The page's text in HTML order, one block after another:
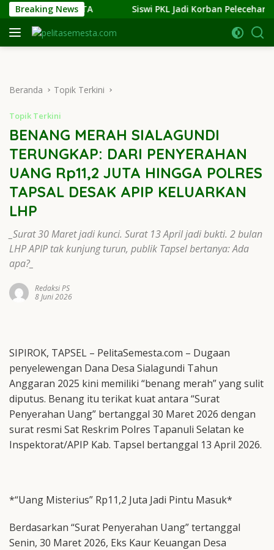
Langsung
ke
konten
Breaking News
NYATA Siswi PKL Jadi Korban Pelecehan Seksual
Beranda Topik Terkini
Topik Terkini
BENANG MERAH SIALAGUNDI
TERUNGKAP: DARI PENYERAHAN
UANG Rp11,2 JUTA HINGGA POLRES
TAPSAL DESAK APIP KELUARKAN
LHP
_Surat 30 Maret jadi kunci. Surat 13 April jadi bukti. 2 bulan
LHP APIP tak kunjung turun, publik Tapsel bertanya: Ada
apa?_
Redaksi PS
8 Juni 2026
SIPIROK, TAPSEL – PelitaSemesta.com – Dugaan
penyelewengan Dana Desa Sialagundi Tahun
Anggaran 2025 kini memiliki “benang merah” yang sulit
diputus. Benang itu terikat kuat antara “Surat
Penyerahan Uang” bertanggal 30 Maret 2026 dengan
surat resmi Sat Reskrim Polres Tapanuli Selatan ke
Inspektorat/APIP Kab. Tapsel bertanggal 13 April 2026.
*“Uang Misterius” Rp11,2 Juta Jadi Pintu Masuk*
Berdasarkan “Surat Penyerahan Uang” tertanggal
Senin, 30 Maret 2026, Eks Kaur Keuangan Desa